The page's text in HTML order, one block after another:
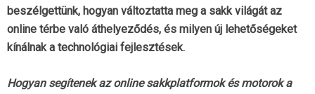
beszélgettünk, hogyan változtatta meg a sakk világát az
online térbe való áthelyeződés, és milyen új lehetőségeket
kínálnak a technológiai fejlesztések.
Hogyan segítenek az online sakkplatformok és motorok a